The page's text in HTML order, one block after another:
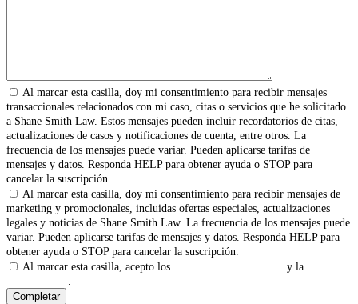
Al marcar esta casilla, doy mi consentimiento para recibir mensajes
transaccionales relacionados con mi caso, citas o servicios que he solicitado
a Shane Smith Law. Estos mensajes pueden incluir recordatorios de citas,
actualizaciones de casos y notificaciones de cuenta, entre otros. La
frecuencia de los mensajes puede variar. Pueden aplicarse tarifas de
mensajes y datos. Responda HELP para obtener ayuda o STOP para
cancelar la suscripción.
Al marcar esta casilla, doy mi consentimiento para recibir mensajes de
marketing y promocionales, incluidas ofertas especiales, actualizaciones
legales y noticias de Shane Smith Law. La frecuencia de los mensajes puede
variar. Pueden aplicarse tarifas de mensajes y datos. Responda HELP para
obtener ayuda o STOP para cancelar la suscripción.
Al marcar esta casilla, acepto los
y la
.